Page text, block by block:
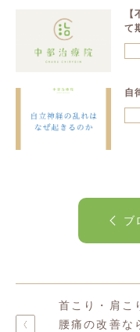
て
自
ブ
首こり・肩こ
腰痛の改善な